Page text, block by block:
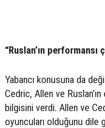
“Ruslan’ın performansı
Yabancı konusuna da
Cedric, Allen ve
bilgisini verdi. Allen ve
oyuncuları olduğunu dile